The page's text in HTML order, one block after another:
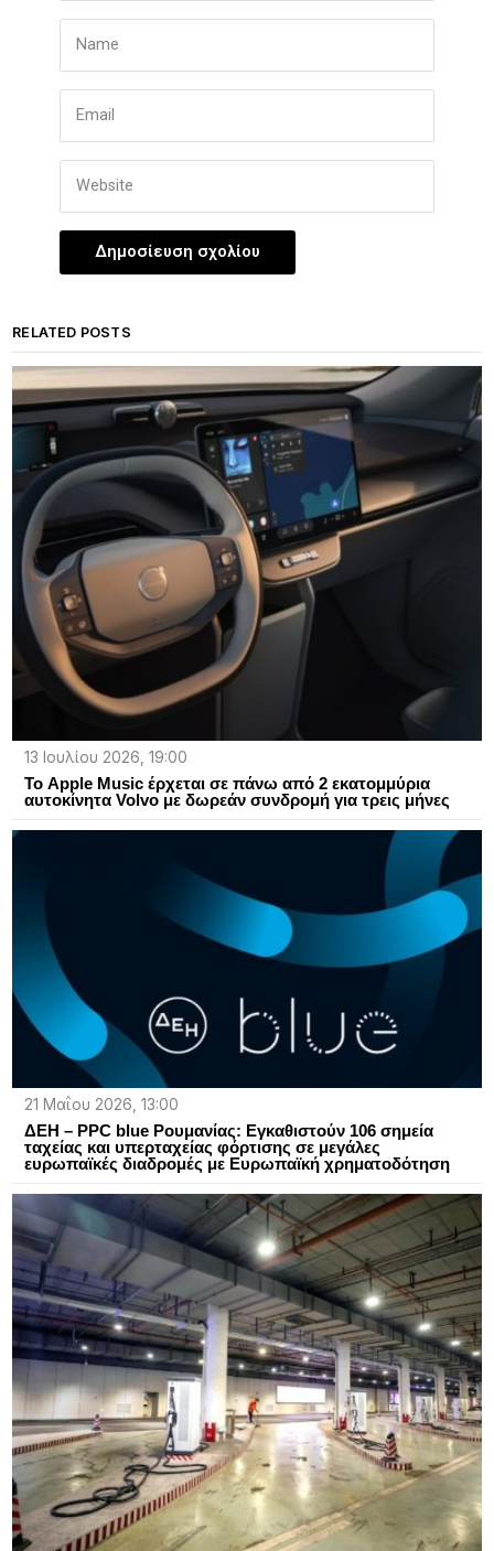
RELATED POSTS
13 Ιουλίου 2026, 19:00
Το Apple Music έρχεται σε πάνω από 2 εκατομμύρια
αυτοκίνητα Volvo με δωρεάν συνδρομή για τρεις μήνες
21 Μαΐου 2026, 13:00
ΔΕΗ – PPC blue Ρουμανίας: Εγκαθιστούν 106 σημεία
ταχείας και υπερταχείας φόρτισης σε μεγάλες
ευρωπαϊκές διαδρομές με Ευρωπαϊκή χρηματοδότηση